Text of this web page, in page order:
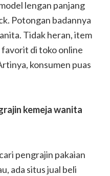
lengan panjang
Potongan badannya
Tidak heran, item
di toko online
konsumen puas
kemeja wanita
pengrajin pakaian
ada situs jual beli